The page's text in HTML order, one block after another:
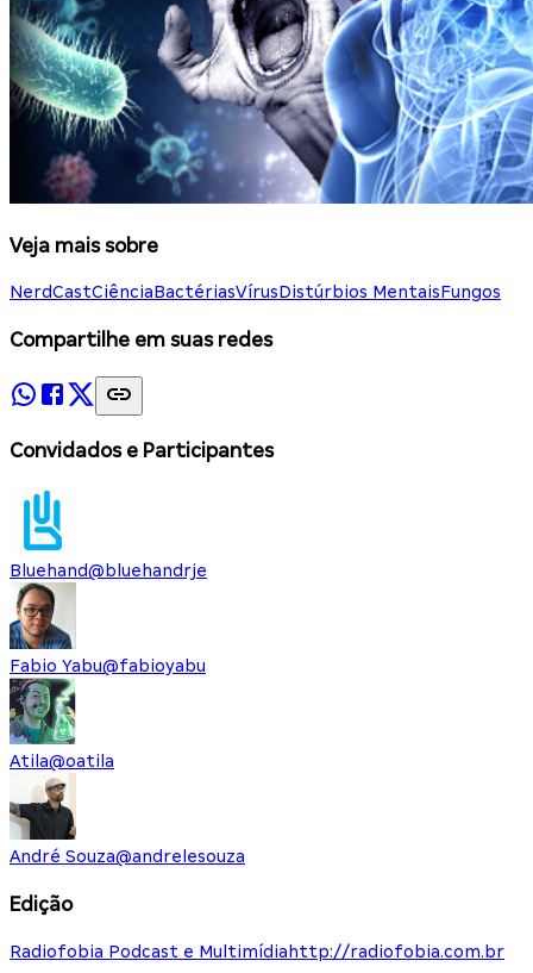
Veja mais sobre
NerdCastCiênciaBactériasVírusDistúrbios MentaisFungos
Compartilhe em suas redes
Convidados e Participantes
Bluehand@ bluehandrje
Fabio Yabu@fabioyabu
Atila@oatila
André Souza@andrelesouza
Edição
Radiofobia Podcast e Multimídia http://radiofobia.com.br